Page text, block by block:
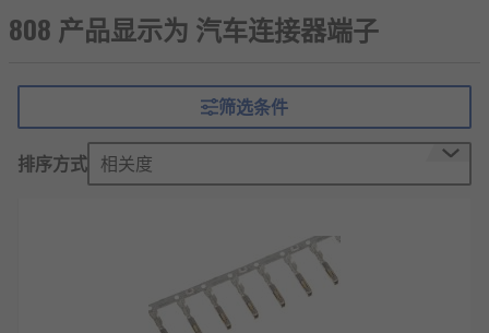
能强大的电缆解决方案。不同的安全方法可用于特定
的应用程序和不同的行业。快速插销连接，用于可能
子，以实现更长期、更可靠的应用，同时仍然允许每
次使用时都具有灵活性和可靠性。
连接器端子的类型
其固定到位。弹簧夹适用于使用小直径电线和
无需高强度连接的应用，也可用于可能难以拧
紧端子的有限工作空间。
808 产品显示为 汽车连接器端子
筛选条件
排序方式 相关度